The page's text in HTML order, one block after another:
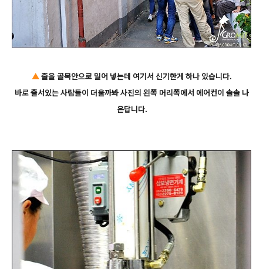
▲줄을 골목안으로 밀어 넣는데 여기서 신기한게 하나 있습니다.
바로 줄서있는 사람들이 더울까봐 사진의 왼쪽 머리쪽에서 에어컨이 솔솔 나
온답니다.